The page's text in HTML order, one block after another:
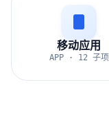
移动应用
APP · 12 子项